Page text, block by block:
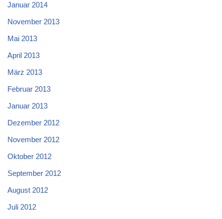
Januar 2014
November 2013
Mai 2013
April 2013
März 2013
Februar 2013
Januar 2013
Dezember 2012
November 2012
Oktober 2012
September 2012
August 2012
Juli 2012